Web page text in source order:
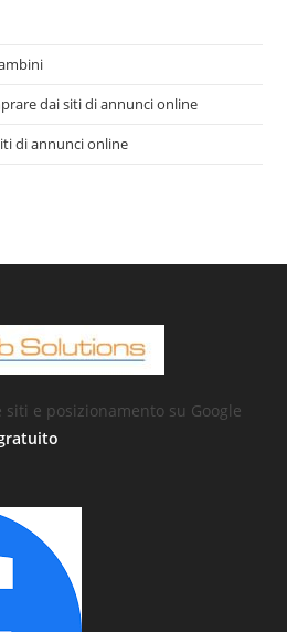
dai siti di annunci online
di annunci online
e posizionamento su Google